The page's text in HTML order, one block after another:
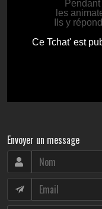
Envoyer un message